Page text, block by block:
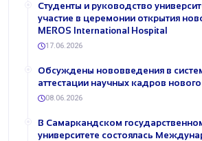
Студенты и руководство
участие в церемонии открытия
MEROS International Hospital
17.06.2026
Обсуждены нововведения в
аттестации научных кадров
08.06.2026
В Самаркандском
университете состоялась